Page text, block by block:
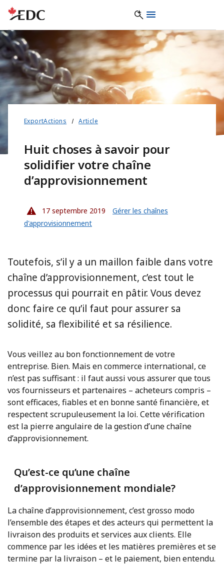
ExportActions Article
Huit choses à savoir pour
solidifier votre chaîne
d’approvisionnement
17 septembre 2019
Gérer les chaînes
d'approvisionnement
Toutefois, s’il y a un maillon faible dans votre
chaîne d’approvisionnement, c’est tout le
processus qui pourrait en pâtir. Vous devez
donc faire ce qu’il faut pour assurer sa
solidité, sa flexibilité et sa résilience.
Vous veillez au bon fonctionnement de votre
entreprise. Bien. Mais en commerce international, ce
n’est pas suffisant : il faut aussi vous assurer que tous
vos fournisseurs et partenaires – acheteurs compris –
sont efficaces, fiables et en bonne santé financière, et
respectent scrupuleusement la loi. Cette vérification
est la pierre angulaire de la gestion d’une chaîne
d’approvisionnement.
Qu’est-ce qu’une chaîne
d’approvisionnement mondiale?
La chaîne d’approvisionnement, c’est grosso modo
l’ensemble des étapes et des acteurs qui permettent la
livraison des produits et services aux clients. Elle
commence par les idées et les matières premières et se
termine par la livraison – et le paiement, bien entendu.